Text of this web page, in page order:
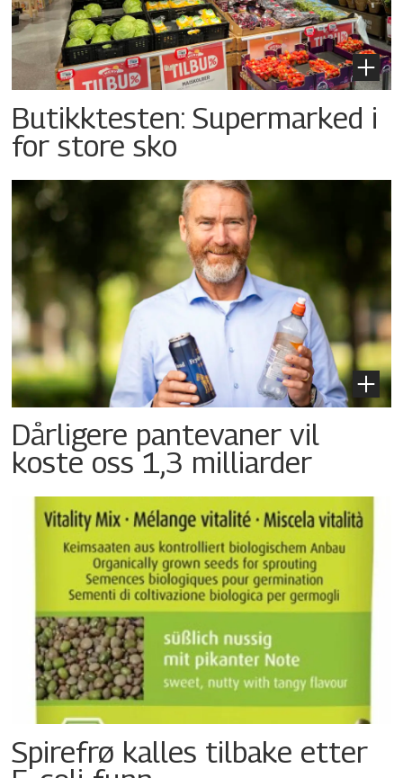
Butikktesten: Supermarked i
for store sko
Dårligere pantevaner vil
koste oss 1,3 milliarder
Spirefrø kalles tilbake etter